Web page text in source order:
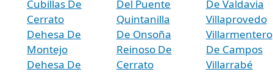
Cubillas De
Cerrato
Dehesa De
Montejo
Dehesa De
Del Puente
Quintanilla
De Onsoña
Reinoso De
Cerrato
De Valdavia
Villaprovedo
Villarmentero
De Campos
Villarrabé